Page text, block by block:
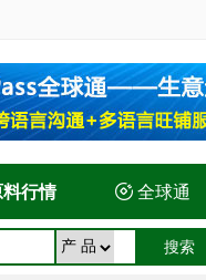
行情  全球通